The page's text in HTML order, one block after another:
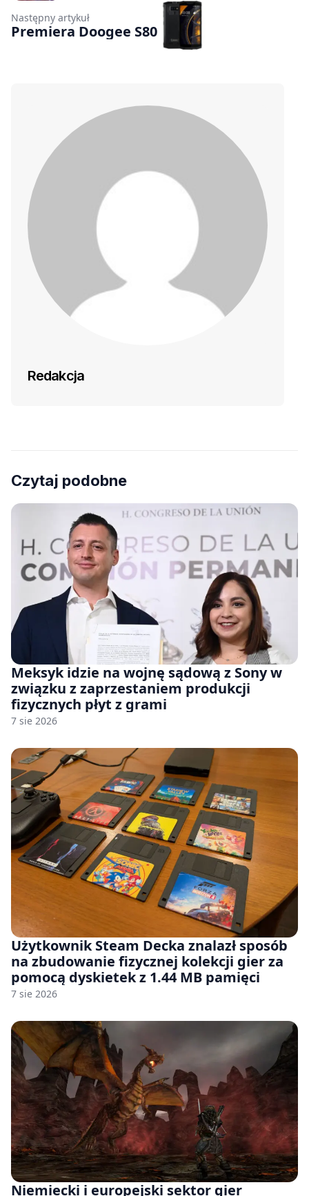
Następny artykuł
Premiera Doogee S80
Redakcja
Czytaj podobne
Meksyk idzie na wojnę sądową z Sony w
związku z zaprzestaniem produkcji
fizycznych płyt z grami
7 sie 2026
Użytkownik Steam Decka znalazł sposób
na zbudowanie fizycznej kolekcji gier za
pomocą dyskietek z 1.44 MB pamięci
7 sie 2026
Niemiecki i europejski sektor gier